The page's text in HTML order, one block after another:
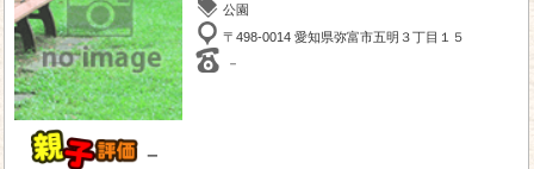
－
公園
〒498-0014 愛知県弥富市五明３丁目１５
－